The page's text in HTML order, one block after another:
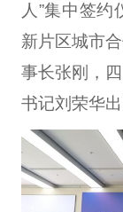
人”集中签
新片区城市
事长张刚，
书记刘荣华